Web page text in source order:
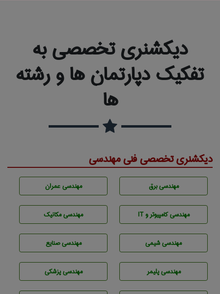
دیکشنری تخصصی به
تفکیک دپارتمان ها و رشته
ها
دیکشنری تخصصی فنی مهندسی
مهندسی برق مهندسی عمران
مهندسی كامپيوتر و IT مهندسی مکانیک
مهندسي شيمی مهندسی صنايع
مهندسی پليمر مهندسی پزشکی